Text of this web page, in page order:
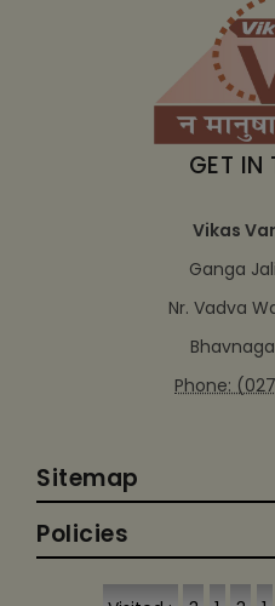
GET IN
Vikas
Ganga
Nr. Vadva
Phone:
Sitemap
Policies